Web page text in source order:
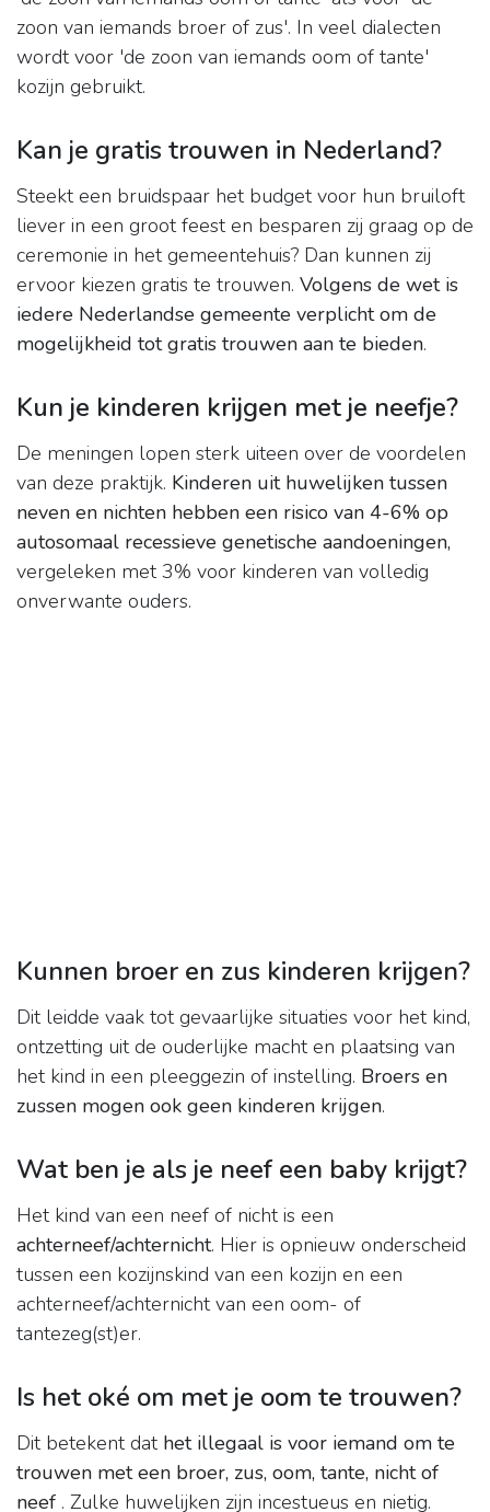
zoon van iemands broer of zus'. In veel dialecten
wordt voor 'de zoon van iemands oom of tante'
kozijn gebruikt.
Kan je gratis trouwen in Nederland?
Steekt een bruidspaar het budget voor hun bruiloft
liever in een groot feest en besparen zij graag op de
ceremonie in het gemeentehuis? Dan kunnen zij
ervoor kiezen gratis te trouwen. Volgens de wet is
iedere Nederlandse gemeente verplicht om de
mogelijkheid tot gratis trouwen aan te bieden.
Kun je kinderen krijgen met je neefje?
De meningen lopen sterk uiteen over de voordelen
van deze praktijk. Kinderen uit huwelijken tussen
neven en nichten hebben een risico van 4-6% op
autosomaal recessieve genetische aandoeningen,
vergeleken met 3% voor kinderen van volledig
onverwante ouders.
Kunnen broer en zus kinderen krijgen?
Dit leidde vaak tot gevaarlijke situaties voor het kind,
ontzetting uit de ouderlijke macht en plaatsing van
het kind in een pleeggezin of instelling. Broers en
zussen mogen ook geen kinderen krijgen.
Wat ben je als je neef een baby krijgt?
Het kind van een neef of nicht is een
achterneef/achternicht. Hier is opnieuw onderscheid
tussen een kozijnskind van een kozijn en een
achterneef/achternicht van een oom- of
tantezeg(st)er.
Is het oké om met je oom te trouwen?
Dit betekent dat het illegaal is voor iemand om te
trouwen met een broer, zus, oom, tante, nicht of
neef . Zulke huwelijken zijn incestueus en nietig.